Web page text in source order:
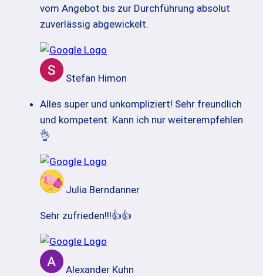
vom Angebot bis zur Durchführung absolut
zuverlässig abgewickelt.
Stefan Himon
Alles super und unkompliziert! Sehr freundlich
und kompetent. Kann ich nur weiterempfehlen
👌
Julia Berndanner
Sehr zufrieden!!!👍👍
Alexander Kuhn